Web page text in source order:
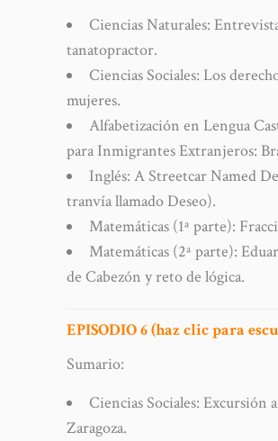
Ciencias Naturales:
tanatopractor.
Ciencias Sociales: Los
mujeres.
Alfabetización en Lengua
para Inmigrantes Extranjeros:
Inglés: A Streetcar Named
tranvía llamado Deseo).
Matemáticas (1ª parte):
Matemáticas (2ª parte):
de Cabezón y reto de lógica.
EPISODIO 6 (haz clic para
Sumario:
Ciencias Sociales: Excursión a
Zaragoza.